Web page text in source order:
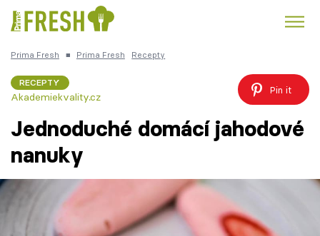
Česká kuchyně
Témata
Recepty
Prima Fresh ■ Prima Fresh Recepty
RECEPTY
Akademiekvality.cz
Pin it
Jednoduché domácí jahodové
nanuky